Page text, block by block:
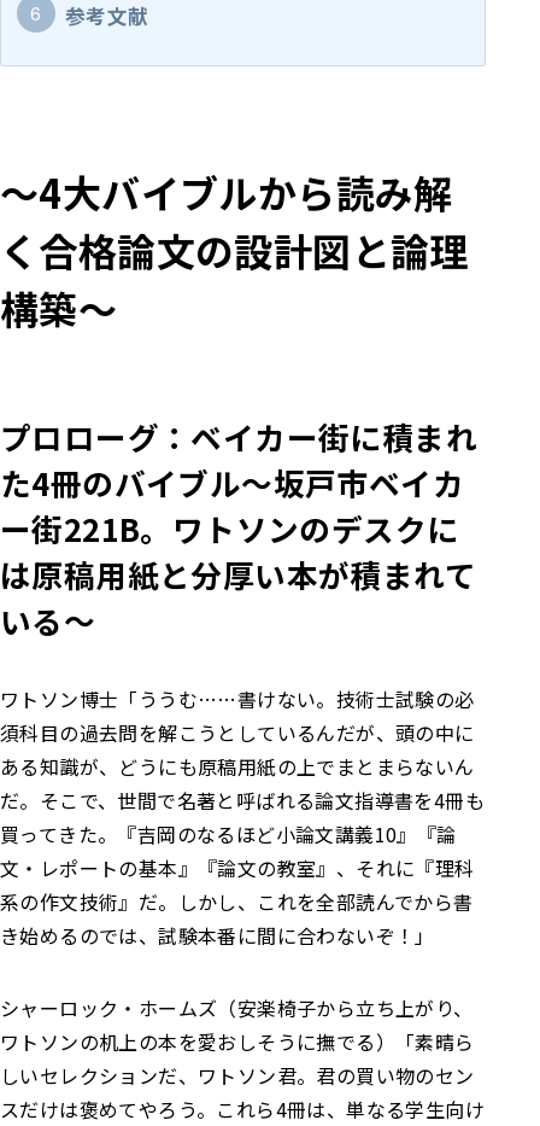
参考文献
～4大バイブルから読み解
く合格論文の設計図と論理
構築～
プロローグ：ベイカー街に積まれ
た4冊のバイブル～坂戸市ベイカ
ー街221B。ワトソンのデスクに
は原稿用紙と分厚い本が積まれて
いる～
ワトソン博士 「ううむ……書けない。技術士試験の必
須科目の過去問を解こうとしているんだが、頭の中に
ある知識が、どうにも原稿用紙の上でまとまらないん
だ。 そこで、世間で名著と呼ばれる論文指導書を4冊も
買ってきた。『吉岡のなるほど小論文講義10』『論
文・レポートの基本』『論文の教室』、それに『理科
系の作文技術』だ。 しかし、これを全部読んでから書
き始めるのでは、試験本番に間に合わないぞ！」
シャーロック・ホームズ （安楽椅子から立ち上がり、
ワトソンの机上の本を愛おしそうに撫でる）
「素晴ら
しいセレクションだ、ワトソン君。君の買い物のセン
スだけは褒めてやろう。 これら4冊は、単なる学生向け